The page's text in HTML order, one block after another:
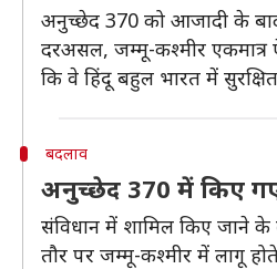
अनुच्छेद 370 को आजादी के बाद
दरअसल, जम्मू-कश्मीर
कि वे हिंदू बहुल भारत में
बदलाव
अनुच्छेद 370 में किए गए
संविधान में शामिल किए जाने
तौर पर जम्मू-कश्मीर में लागू